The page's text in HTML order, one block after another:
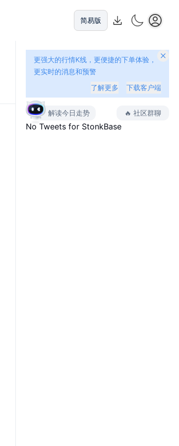
简易版
更强大的行情K线，更便捷的下单体验，
更实时的消息和预警
了解更多
下载客户端
解读今日走势 🔥 社区群聊
No Tweets for StonkBase